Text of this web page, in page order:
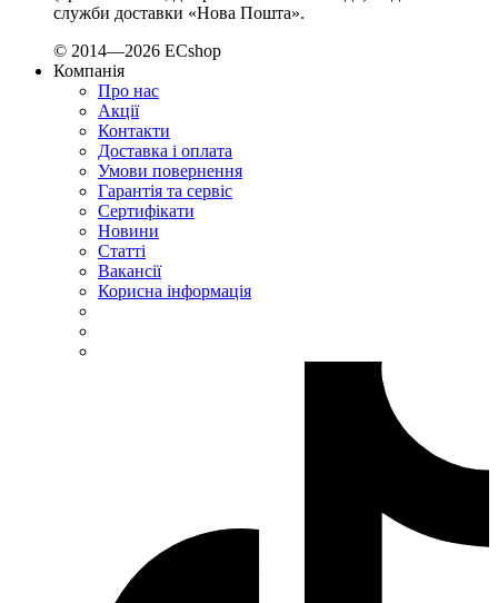
Takel (УкраЇна)
Technoelectric (Італія)
Technosystems (Україна)
TEKPAN (Туреччина)
TeleTec (Україна)
TEM (Словенія)
Tense (Туреччина)
Terneo (Україна)
Testboy (Німеччина)
UEC (Україна)
UEK (Україна)
Vargo (Україна)
Vector VS
Vimar (Італія)
АСКО-УКРЕМ (Україна)
Запорізький завод кольорових металів (ЗЗКМ)
служби доставки «Нова Пошта».
© 2014—2026 ECshop
Компанія
Про нас
Акції
Контакти
Доставка і оплата
Умови повернення
Гарантія та сервіс
Сертифікати
Новини
Статті
Вакансії
Корисна інформація